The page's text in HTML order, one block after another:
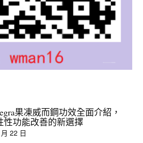
果凍威而鋼功效全面介紹，
功能改善的新選擇
22 日